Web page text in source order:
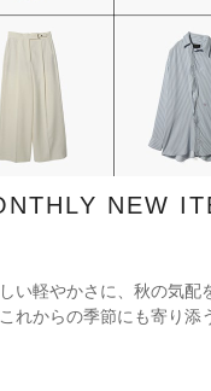
NEW
い軽やかさに、秋の気配
れからの季節にも寄り添